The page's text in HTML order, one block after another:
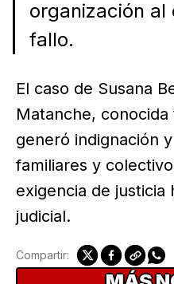
organización
fallo.
El caso de Susana
Matanche,
generó indignación
familiares y
exigencia de justicia
judicial.
Compartir: